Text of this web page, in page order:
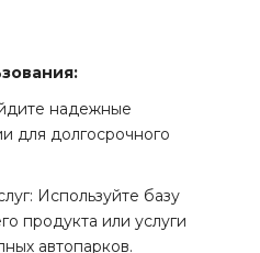
надежные
для долгосрочного
Используйте базу
продукта или услуги
автопарков.